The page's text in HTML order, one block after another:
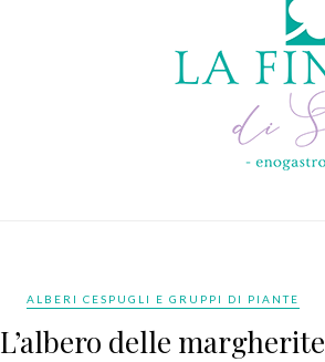
ALBERI CESPUGLI E GRUPPI DI PIANTE
L’albero delle margherite